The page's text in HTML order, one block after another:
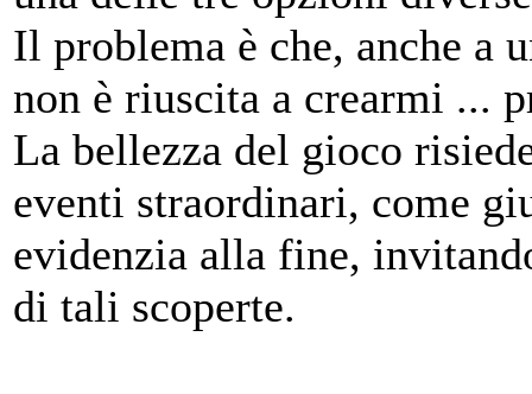
Il problema è che, anche a
non è riuscita a crearmi ...
La bellezza del gioco
eventi straordinari, come
evidenzia alla fine,
di tali scoperte.